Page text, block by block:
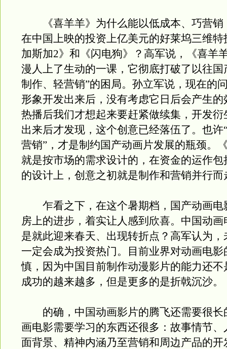
《喜羊羊》为什么能以低成本、巧营销
在中国上映的投资上亿美元的好莱坞三维特
加斯加2》和《闪电狗》？高军说，《喜羊
漫人上了生动的一课，它彻底打破了以往国
制作、轻营销”的困局。孙立军说，现在的
形象开发出来后，没有考虑它日后会产生的
热播后我们才想起来要赶紧做续集，开发衍
出来后才发现，这个创意已经落伍了。也许
营销”，才是制约国产动画片发展的瓶颈。
就是按市场的需求设计的，在资金的运作包
的设计上，创意之初就是制作和营销并行而
乍看之下，在这个暑期档，国产动画电
房上的进步，着实让人感到欣喜。中国动
是就此迎来春天、出现转折点？高军认为，
一定会成为投资热门。目前业界对动画电影
慎，因为中国目前制作动漫影片的能力还不
成功的越来越多，但是更多的是折戟沉沙。
的确，中国动画影片的腾飞还需要很长
画电影需要学习的东西还很多：故事情节、
面背景、精神内涵乃至营销和周边产品的开